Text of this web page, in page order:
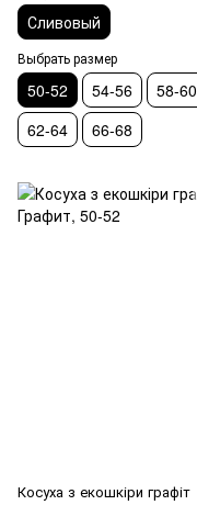
Сливовый
Выбрать размер
50-52 54-56
58-60
62-64
66-68
Косуха з екошкіри графіт